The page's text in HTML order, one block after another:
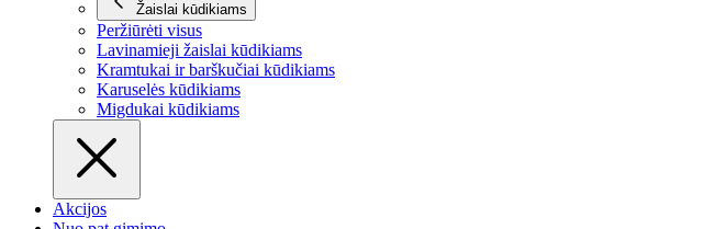
Žaislai kūdikiams
Peržiūrėti visus
Lavinamieji žaislai kūdikiams
Kramtukai ir barškučiai kūdikiams
Karuselės kūdikiams
Migdukai kūdikiams
Akcijos